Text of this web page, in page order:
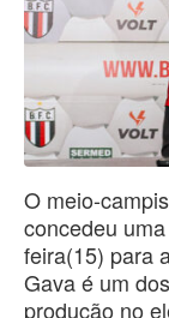
O meio-
concedeu
feira(15) para
Gava é um
produção no